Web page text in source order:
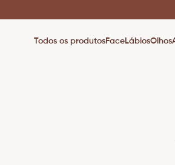
Todos os produtosFaceLábiosOlhos